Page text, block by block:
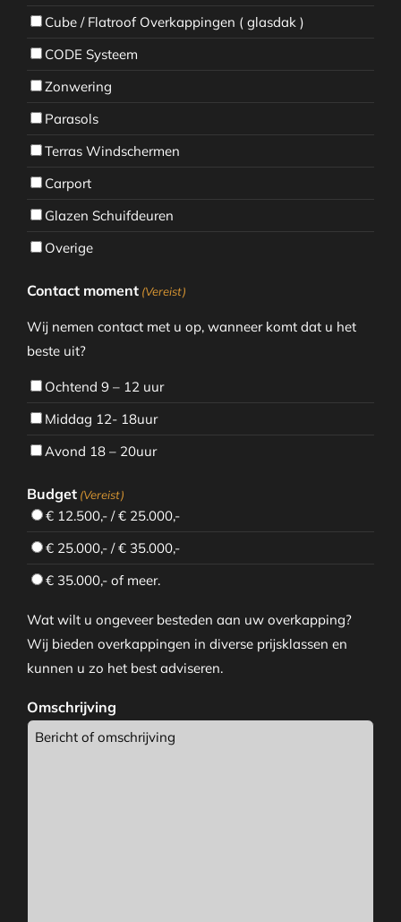
Cube / Flatroof Overkappingen ( glasdak )
CODE Systeem
Zonwering
Parasols
Terras Windschermen
Carport
Glazen Schuifdeuren
Overige
Contact moment (Vereist)
Wij nemen contact met u op, wanneer komt dat u het
beste uit?
Ochtend 9 – 12 uur
Middag 12- 18uur
Avond 18 – 20uur
Budget (Vereist)
€ 12.500,- / € 25.000,-
€ 25.000,- / € 35.000,-
€ 35.000,- of meer.
Wat wilt u ongeveer besteden aan uw overkapping?
Wij bieden overkappingen in diverse prijsklassen en
kunnen u zo het best adviseren.
Omschrijving